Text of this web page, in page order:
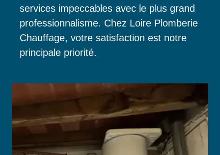
services impeccables avec le plus grand
professionnalisme. Chez Loire Plomberie
Chauffage, votre satisfaction est notre
principale priorité.